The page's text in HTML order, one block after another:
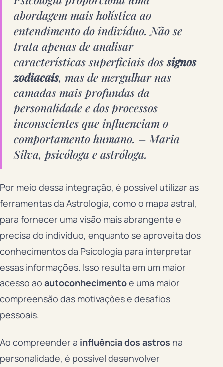
abordagem mais holística ao
entendimento do indivíduo. Não se
trata apenas de analisar
características superficiais dossignos
zodiacais, mas de mergulhar nas
camadas mais profundas da
personalidade e dos processos
inconscientes que influenciam o
comportamento humano. – Maria
Silva, psicóloga e astróloga.
Por meio dessa integração, é possível utilizar as
ferramentas da Astrologia, como o mapa astral,
para fornecer uma visão mais abrangente e
precisa do indivíduo, enquanto se aproveita dos
conhecimentos da Psicologia para interpretar
essas informações. Isso resulta em um maior
acesso ao autoconhecimentoe uma maior
compreensão das motivações e desafios
pessoais.
Ao compreender a influência dos astros na
personalidade, é possível desenvolver